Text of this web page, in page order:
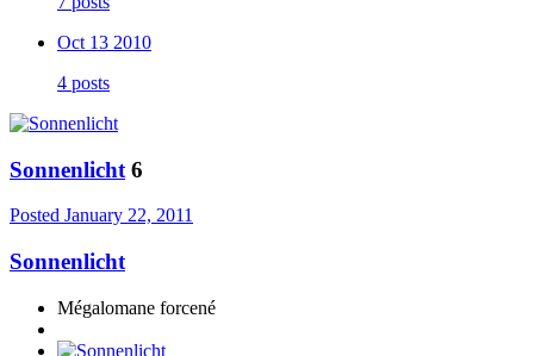
Oct 13 2010
4 posts
Sonnenlicht 6
Posted January 22, 2011
Sonnenlicht
Mégalomane forcené